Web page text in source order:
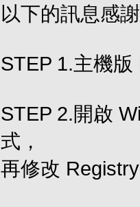
以下的訊息感
STEP 1.主機
STEP 2.開啟
式，
再修改